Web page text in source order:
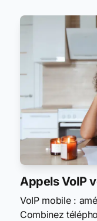
Appels VoIP
VoIP mobile :
Combinez